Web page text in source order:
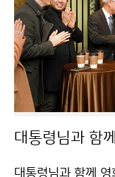
대통령님과 함
대통령님과 함께 영